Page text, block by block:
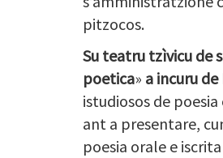
pitzocos.
Su teatru tzìvicu de
poetica» a incuru
istudiosos de
ant a presentare,
poesia orale e